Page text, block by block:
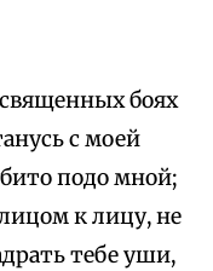
боях
с моей
подо мной;
к лицу, не
тебе уши,